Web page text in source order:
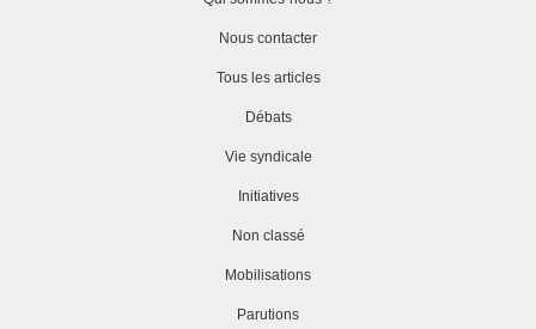
Nous contacter
Tous les articles
Débats
Vie syndicale
Initiatives
Non classé
Mobilisations
Parutions